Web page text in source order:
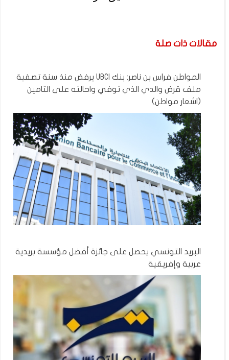
مقالات ذات صلة
المواطن فراس بن ناصر: بنك UBCI يرفض منذ سنة تصفية
ملف قرض والدي الذي توفي واحالته على التامين
(اشعار مواطن)
البريد التونسي يحصل على جائزة أفضل مؤسسة بريدية
عربية وإفريقية